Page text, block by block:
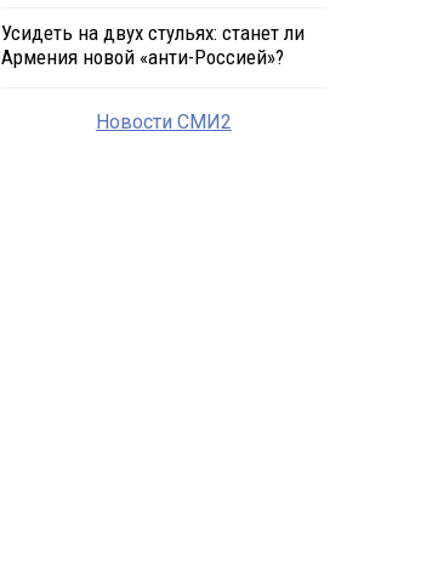
Усидеть на двух стульях: станет ли
Армения новой «анти-Россией»?
Новости СМИ2